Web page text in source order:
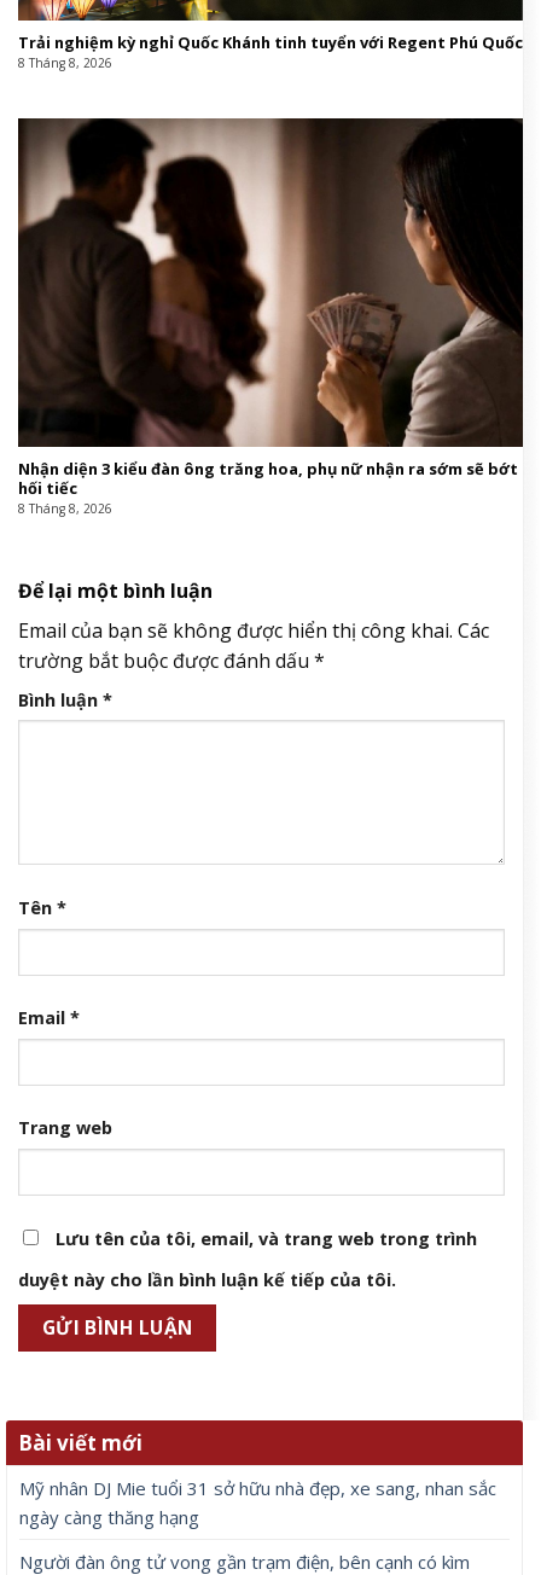
Trải nghiệm kỳ nghỉ Quốc Khánh tinh tuyển với Regent Phú Quốc
8 Tháng 8, 2026
Nhận diện 3 kiểu đàn ông trăng hoa, phụ nữ nhận ra sớm sẽ bớt
hối tiếc
8 Tháng 8, 2026
Để lại một bình luận
Email của bạn sẽ không được hiển thị công khai. Các
trường bắt buộc được đánh dấu *
Bình luận *
Tên *
Email *
Trang web
Lưu tên của tôi, email, và trang web trong trình
duyệt này cho lần bình luận kế tiếp của tôi.
Bài viết mới
Mỹ nhân DJ Mie tuổi 31 sở hữu nhà đẹp, xe sang, nhan sắc
ngày càng thăng hạng
Người đàn ông tử vong gần trạm điện, bên cạnh có kìm